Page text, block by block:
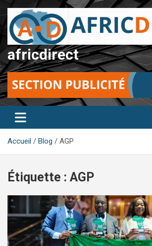
Aller
au
contenu
africdirect
Accueil Blog AGP
Étiquette : AGP